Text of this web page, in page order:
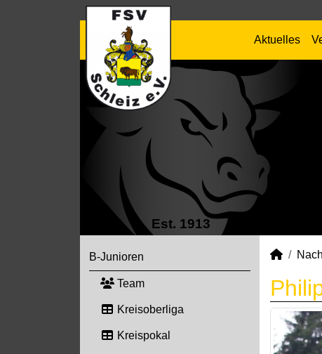
Aktuelles
Est. 1913
B-Junioren
Team
Kreisoberliga
Kreispokal